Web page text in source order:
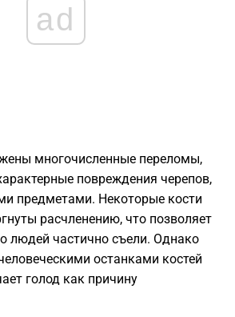
ad
многочисленные переломы,
повреждения черепов,
предметами. Некоторые кости
расчленению, что позволяет
людей частично съели. Однако
останками костей
голод как причину